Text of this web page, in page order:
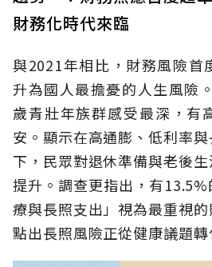
財務化時代來臨
與2021年相比，財務風險首
升為國人最擔憂的人生風險
歲青壯年族群感受最深，有
安。顯示在高通膨、低利率
下，民眾對退休準備與老後
提升。調查更指出，有
療與長照支出」視為最重視的
點出長照風險正從健康議題轉